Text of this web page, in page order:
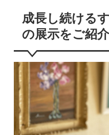
成長し続ける
の展示をご紹介